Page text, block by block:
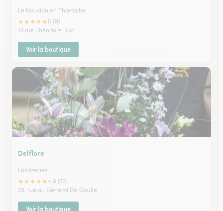
Le Nouvion en Thierache
★★★★★ 5 (9)
41 rue Théodore Blot
Voir la boutique
Delflore
Landrecies
★★★★★4.8 (72)
28, rue du Général De Gaulle
Voir la boutique